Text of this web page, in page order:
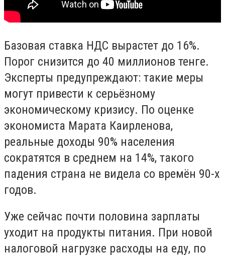
Базовая ставка НДС вырастет до 16%.
Порог снизится до 40 миллионов тенге.
Эксперты предупреждают: такие меры
могут привести к серьёзному
экономическому кризису. По оценке
экономиста Марата Каирленова,
реальные доходы 90% населения
сократятся в среднем на 14%, такого
падения страна не видела со времён 90-х
годов.
Уже сейчас почти половина зарплаты
уходит на продукты питания. При новой
налоговой нагрузке расходы на еду, по